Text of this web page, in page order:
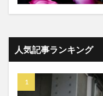
人気記事ランキング